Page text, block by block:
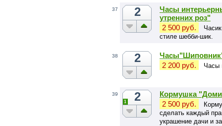
37 2
Часы
утренних роз"
2 500 руб.
стиле шебби-шик.
38 2
2 200 руб.
Часы
39 2
1
Кормушка
2 500 руб.
сделать каждый
украшение дачи и